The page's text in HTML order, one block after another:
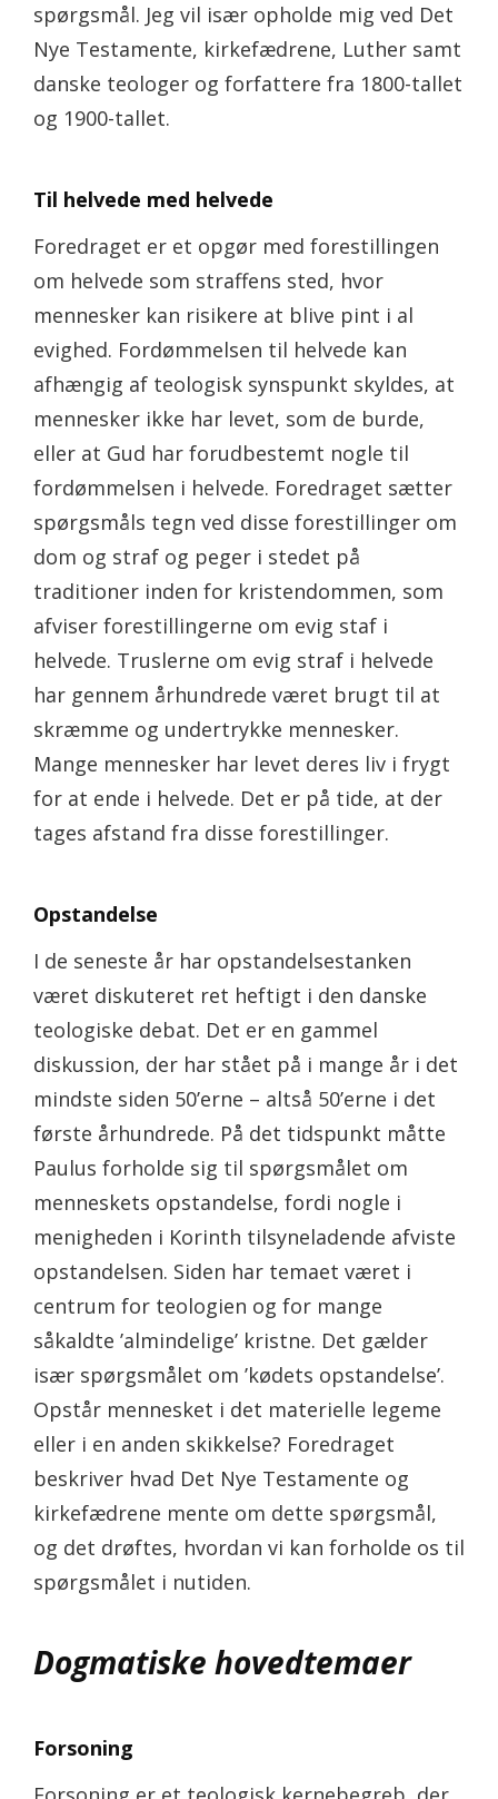
spørgsmål. Jeg vil især opholde mig ved Det
Nye Testamente, kirkefædrene, Luther samt
danske teologer og forfattere fra 1800-tallet
og 1900-tallet.
Til helvede med helvede
Foredraget er et opgør med forestillingen
om helvede som straffens sted, hvor
mennesker kan risikere at blive pint i al
evighed. Fordømmelsen til helvede kan
afhængig af teologisk synspunkt skyldes, at
mennesker ikke har levet, som de burde,
eller at Gud har forudbestemt nogle til
fordømmelsen i helvede. Foredraget sætter
spørgsmåls tegn ved disse forestillinger om
dom og straf og peger i stedet på
traditioner inden for kristendommen, som
afviser forestillingerne om evig staf i
helvede. Truslerne om evig straf i helvede
har gennem århundrede været brugt til at
skræmme og undertrykke mennesker.
Mange mennesker har levet deres liv i frygt
for at ende i helvede. Det er på tide, at der
tages afstand fra disse forestillinger.
Opstandelse
I de seneste år har opstandelsestanken
været diskuteret ret heftigt i den danske
teologiske debat. Det er en gammel
diskussion, der har stået på i mange år i det
mindste siden 50’erne – altså 50’erne i det
første århundrede. På det tidspunkt måtte
Paulus forholde sig til spørgsmålet om
menneskets opstandelse, fordi nogle i
menigheden i Korinth tilsyneladende afviste
opstandelsen. Siden har temaet været i
centrum for teologien og for mange
såkaldte ’almindelige’ kristne. Det gælder
især spørgsmålet om ’kødets opstandelse’.
Opstår mennesket i det materielle legeme
eller i en anden skikkelse? Foredraget
beskriver hvad Det Nye Testamente og
kirkefædrene mente om dette spørgsmål,
og det drøftes, hvordan vi kan forholde os til
spørgsmålet i nutiden.
Dogmatiske hovedtemaer
Forsoning